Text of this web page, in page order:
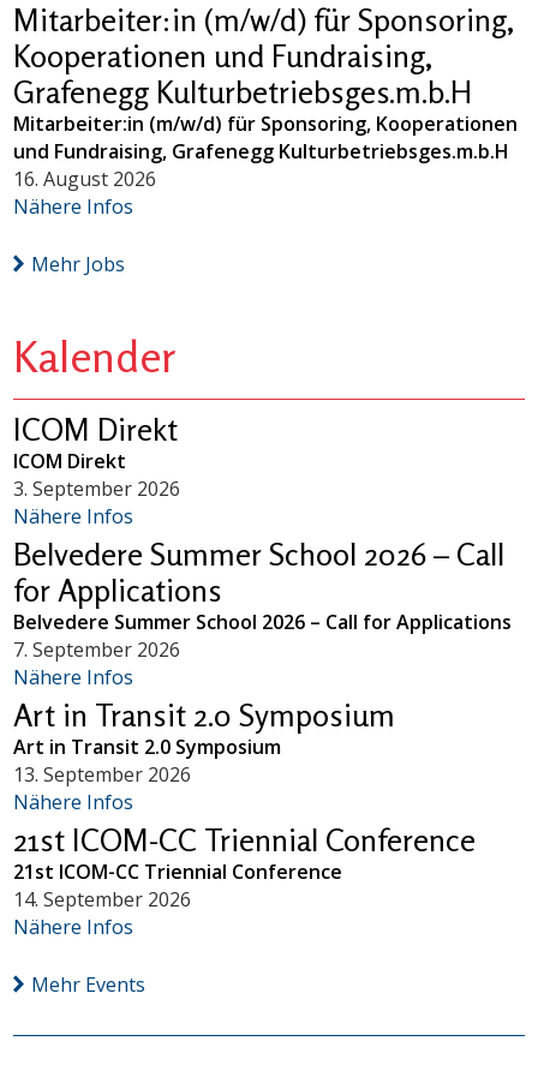
Mitarbeiter:in (m/w/d) für Sponsoring,
Kooperationen und Fundraising,
Grafenegg Kulturbetriebsges.m.b.H
Mitarbeiter:in (m/w/d) für Sponsoring, Kooperationen
und Fundraising, Grafenegg Kulturbetriebsges.m.b.H
16. August 2026
Nähere Infos
Mehr Jobs
Kalender
ICOM Direkt
ICOM Direkt
3. September 2026
Nähere Infos
Belvedere Summer School 2026 – Call
for Applications
Belvedere Summer School 2026 – Call for Applications
7. September 2026
Nähere Infos
Art in Transit 2.0 Symposium
Art in Transit 2.0 Symposium
13. September 2026
Nähere Infos
21st ICOM-CC Triennial Conference
21st ICOM-CC Triennial Conference
14. September 2026
Nähere Infos
Mehr Events